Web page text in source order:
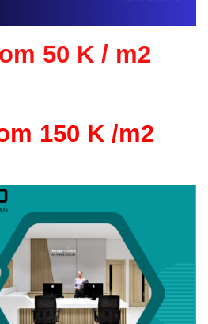
50 K / m2
150 K /m2